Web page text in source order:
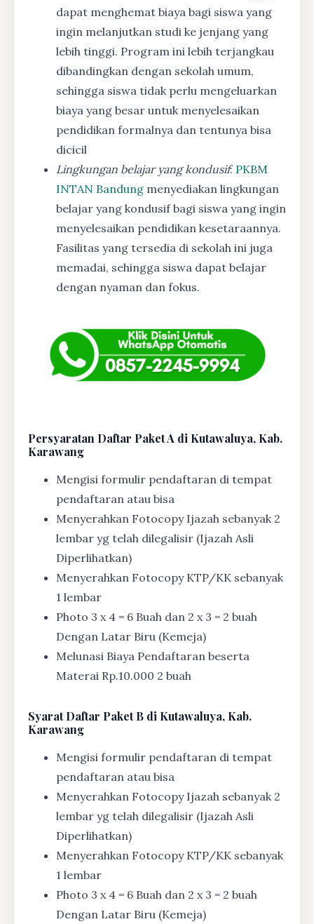
dapat menghemat biaya bagi siswa yang
ingin melanjutkan studi ke jenjang yang
lebih tinggi. Program ini lebih terjangkau
dibandingkan dengan sekolah umum,
sehingga siswa tidak perlu mengeluarkan
biaya yang besar untuk menyelesaikan
pendidikan formalnya dan tentunya bisa
dicicil
Lingkungan belajar yang kondusif: PKBM
INTAN Bandung menyediakan lingkungan
belajar yang kondusif bagi siswa yang ingin
menyelesaikan pendidikan kesetaraannya.
Fasilitas yang tersedia di sekolah ini juga
memadai, sehingga siswa dapat belajar
dengan nyaman dan fokus.
Persyaratan Daftar Paket A di Kutawaluya, Kab.
Karawang
Mengisi formulir pendaftaran di tempat
pendaftaran atau bisa
Menyerahkan Fotocopy Ijazah sebanyak 2
lembar yg telah dilegalisir (Ijazah Asli
Diperlihatkan)
Menyerahkan Fotocopy KTP/KK sebanyak
1 lembar
Photo 3 x 4 = 6 Buah dan 2 x 3 = 2 buah
Dengan Latar Biru (Kemeja)
Melunasi Biaya Pendaftaran beserta
Materai Rp.10.000 2 buah
SyaratDaftar Paket B di Kutawaluya, Kab.
Karawang
Mengisi formulir pendaftaran di tempat
pendaftaran atau bisa
Menyerahkan Fotocopy Ijazah sebanyak 2
lembar yg telah dilegalisir (Ijazah Asli
Diperlihatkan)
Menyerahkan Fotocopy KTP/KK sebanyak
1 lembar
Photo 3 x 4 = 6 Buah dan 2 x 3 = 2 buah
Dengan Latar Biru (Kemeja)